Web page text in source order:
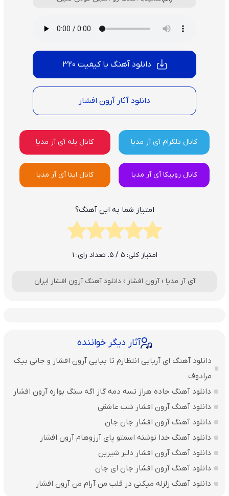
دانلود آهنگ با کیفیت 320
دانلود آثار آرون افشار
کانال تلگرام آی آر مدیا کانال بله آی آر مدیا
کانال روبیکا آی آر مدیا کانال ایتا آی آر مدیا
امتیاز شما به این آهنگ؟
امتیاز کلی:5 / 5. تعداد رای: 1
آی آر مدیا ›آرون افشار › دانلود آهنگ آرون افشار ایران
آثار دیگر خواننده
دانلود آهنگ ای آریایی انتظارم تا بیایی آرون افشار و جانی بیک
مرادوف
دانلود آهنگ جاده هراز تسه دمه گاز اگه سنگ بواره آرون افشار
دانلود آهنگ آرون افشار شب عاشقی
دانلود آهنگ آرون افشار جان جان
دانلود آهنگ خدا نوشته اسمتو پای آرزوهام آرون افشار
دانلود آهنگ آرون افشار دلبر شیرین
دانلود آهنگ آرون افشار جان ای جان
دانلود آهنگ زلزله میکنی در قلب من آرام من آرون افشار